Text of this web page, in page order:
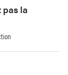
pas la